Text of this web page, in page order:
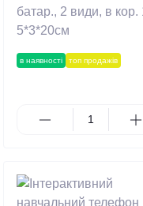
в наявності топ продажів